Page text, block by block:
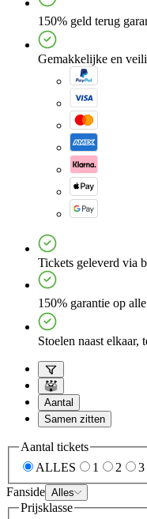
150% geld terug
Gemakkelijke en
Tickets geleverd via
150% garantie op
Stoelen naast elkaar,
Aantal
Samen zitten
Aantal tickets
ALLES
1 2 3
Fanside Alles
Prijsklasse